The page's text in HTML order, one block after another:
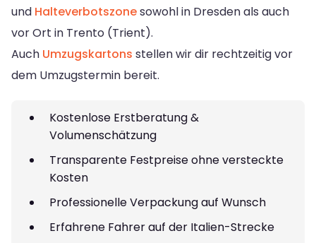
und Halteverbotszonesowohl in Dresden als auch
vor Ort in Trento (Trient).
Auch Umzugskartons stellen wir dir rechtzeitig vor
dem Umzugstermin bereit.
Kostenlose Erstberatung &
Volumenschätzung
Transparente Festpreise ohne versteckte
Kosten
Professionelle Verpackung auf Wunsch
Erfahrene Fahrer auf der Italien-Strecke